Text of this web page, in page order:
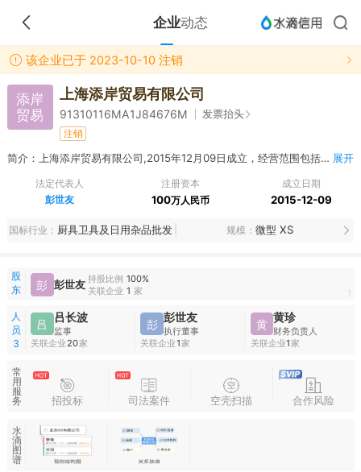
企业动态
该企业已于 2023-10-10 注销
添岸
贸易
上海添岸贸易有限公司
91310116MA1J84676M 发票抬头
注销
简介：上海添岸贸易有限公司,2015年12月09日成立，经营范围包括日用百货，服装服饰，家用电器，通讯器材，通信设备及相关产品，办公设备，计算机、软件及辅助设备，办公文化用品，化妆品，电子产品，家用纺织品，床上用品，汽车配件，鞋帽，健身器材，玩具，灯具，食用农产品（不含生猪产品）销售，建筑装饰工程，建筑安装工程（除特种设备）。 【依法须经批准的项目，经相关部门批准后方可开展经营活动】 展开
法定代表人
彭世友
注册资本
100万人民币
成立日期
2015-12-09
国标行业 厨具卫具及日用杂品批发 规模 微型 XS
股
东
彭 彭世友 持股比例 100%
关联企业 1 家 1
人
员
3
吕 吕长波
监事
关联企业 20家
彭 彭世友
执行董事
关联企业1家
黄 黄珍
财务负责人
关联企业1家
常
用
服
务
招投标 司法案件 空壳扫描 合作风险
水
滴
图
谱